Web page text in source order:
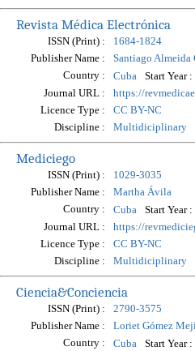
Revista Médica Electrónica
ISSN (Print) :
1684-1824
Publisher Name :
Santiago Almeida
Country :
Cuba Start Year :
Journal URL :
https://
Licence Type :
CC BY-NC
Discipline :
Multidiciplinary
Mediciego
ISSN (Print) :
1029-3035
Publisher Name :
Martha Ávila
Country :
Cuba Start Year :
Journal URL :
https://
Licence Type :
CC BY-NC
Discipline :
Multidiciplinary
Ciencia&Conciencia
ISSN (Print) :
2790-3575
Publisher Name :
Loriet Gómez
Country :
Cuba Start Year :